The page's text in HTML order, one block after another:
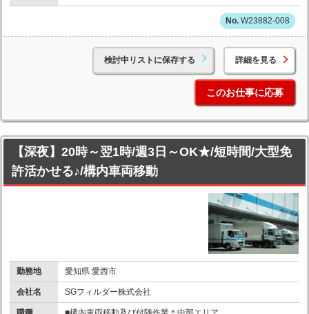
W23882-008
検討中リストに保存する 詳細を見る
このお仕事に応募
【深夜】20時～翌1時/週3日～OK★/短時間/大型免
許活かせる♪/構内車両移動
勤務地 愛知県 愛西市
会社名 SGフィルダー株式会社